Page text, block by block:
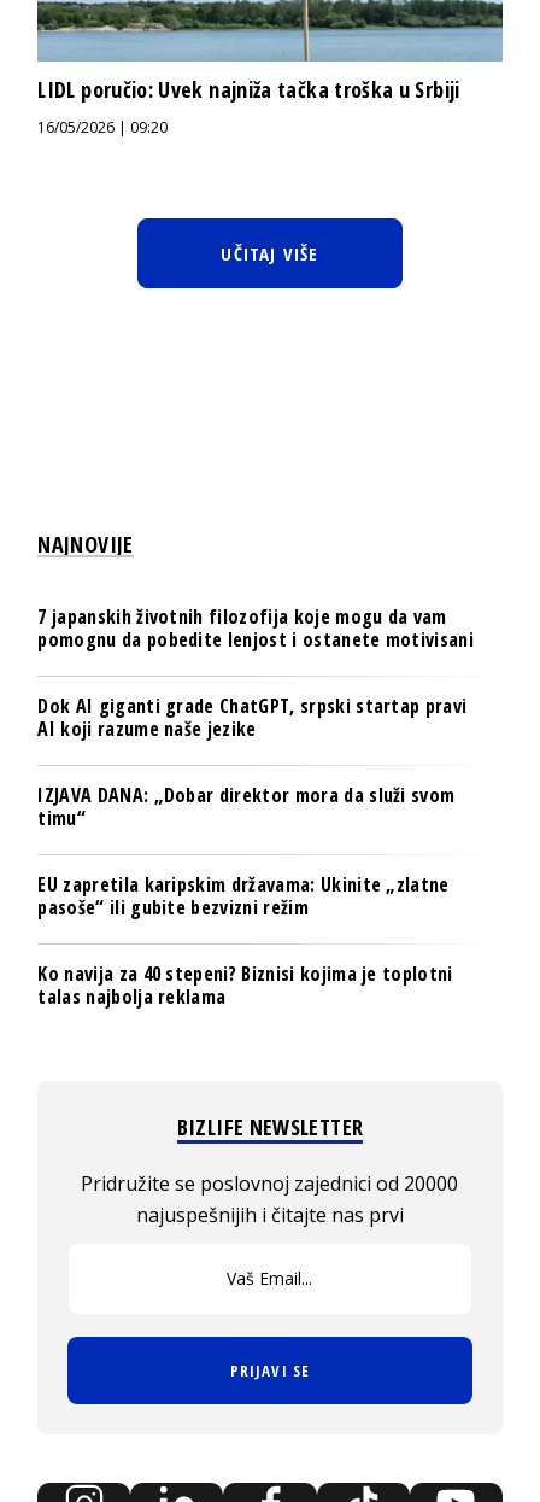
LIDL poručio: Uvek najniža tačka troška u Srbiji
16/05/2026 | 09:20
UČITAJ VIŠE
NAJNOVIJE
7 japanskih životnih filozofija koje mogu da vam
pomognu da pobedite lenjost i ostanete motivisani
Dok AI giganti grade ChatGPT, srpski startap pravi
AI koji razume naše jezike
IZJAVA DANA: „Dobar direktor mora da služi svom
timu“
EU zapretila karipskim državama: Ukinite „zlatne
pasoše“ ili gubite bezvizni režim
Ko navija za 40 stepeni? Biznisi kojima je toplotni
talas najbolja reklama
BIZLIFE NEWSLETTER
Pridružite se poslovnoj zajednici od 20000
najuspešnijih i čitajte nas prvi
PRIJAVI SE